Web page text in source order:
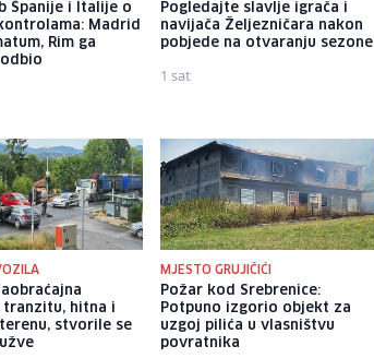
Španije i Italije o
Madrid
Rim ga
Pogledajte slavlje igrača i
navijača Željezničara nakon
pobjede na otvaranju sezone
1 sat
tranzitu, hitna i
stvorile se
MJESTO GRUJIČIĆI
Požar kod Srebrenice:
Potpuno izgorio objekt za
uzgoj pilića u vlasništvu
povratnika